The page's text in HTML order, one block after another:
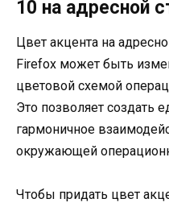
10 на адресной
Цвет акцента на
Firefox может быть
цветовой схемой
Это позволяет создать
гармоничное
окружающей
Чтобы придать цвет